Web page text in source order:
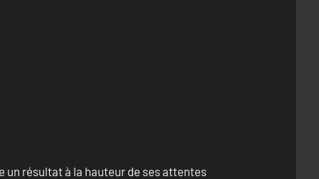
résultat à la hauteur de ses attentes